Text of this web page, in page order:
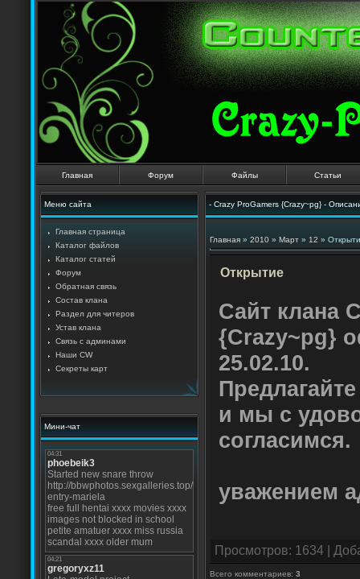
Главная Форум Файлы Статьи
Меню сайта
Главная страница
Каталог файлов
Каталог статей
Форум
Обратная связь
Состав клана
Раздел для читеров
Устав клана
Связь с админами
Наши CW
Секреты карт
Мини-чат
- Crazy ProGamers {Crazy~pg} -
Главная » 2010 » Март » 12 »
Открытие
Сайт клана
{Crazy~pg}
25.02.10.
и мы с
согласимся.
уважением
Просмотров: 1634 |
Всего комментариев: 3